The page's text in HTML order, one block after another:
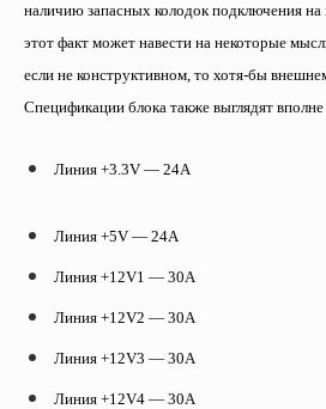
наличию запасных колодок подключения на
этот факт может навести на некоторые
если не конструктивном, то хотя-бы
Спецификации блока также выглядят
Линия +3.3V — 24A
Линия +5V — 24A
Линия +12V1 — 30A
Линия +12V2 — 30A
Линия +12V3 — 30A
Линия +12V4 — 30A